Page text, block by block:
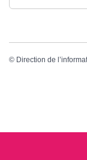
© Direction de